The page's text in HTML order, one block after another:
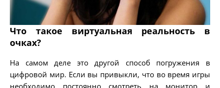
Что такое виртуальная реальность в
очках?
На самом деле это другой способ погружения в
цифровой мир. Если вы привыкли, что во время игры